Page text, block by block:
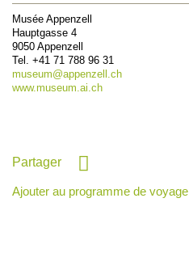
Musée Appenzell
Hauptgasse 4
9050 Appenzell
Tel. +41 71 788 96 31
museum@appenzell.ch
www.museum.ai.ch
Partager
Ajouter au programme de voyage